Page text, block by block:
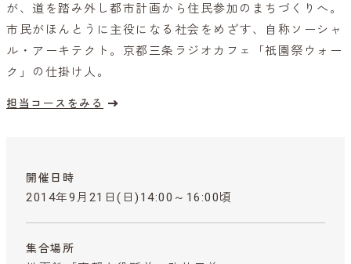
が、道を踏み外し都市計画から住民参加のまちづくりへ。
市民がほんとうに主役になる社会をめざす、自称ソーシャ
ル・アーキテクト。京都三条ラジオカフェ「祇園祭ウォー
ク」の仕掛け人。
担当コースをみる
開催日時
2014年9月21日(日)14:00～16:00頃
集合場所